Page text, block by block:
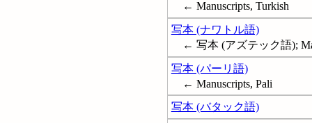
← Manuscripts, Turkish
写本 (ナワトル語)
← 写本 (アズテック語);
写本 (パーリ語)
← Manuscripts, Pali
写本 (バタック語)